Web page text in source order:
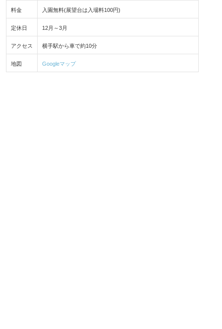
料金 入園無料(展望台は入場料100円)
定休日 12月～3月
アクセス 横手駅から車で約10分
地図 Googleマップ